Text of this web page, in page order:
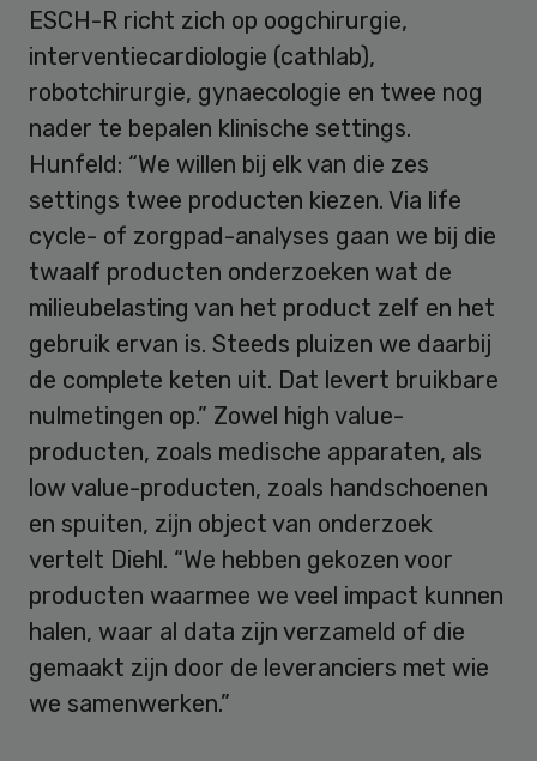
ESCH-R richt zich op oogchirurgie,
interventiecardiologie (cathlab),
robotchirurgie, gynaecologie en twee nog
nader te bepalen klinische settings.
Hunfeld: “We willen bij elk van die zes
settings twee producten kiezen. Via life
cycle- of zorgpad-analyses gaan we bij die
twaalf producten onderzoeken wat de
milieubelasting van het product zelf en het
gebruik ervan is. Steeds pluizen we daarbij
de complete keten uit. Dat levert bruikbare
nulmetingen op.” Zowel high value-
producten, zoals medische apparaten, als
low value-producten, zoals handschoenen
en spuiten, zijn object van onderzoek
vertelt Diehl. “We hebben gekozen voor
producten waarmee we veel impact kunnen
halen, waar al data zijn verzameld of die
gemaakt zijn door de leveranciers met wie
we samenwerken.”